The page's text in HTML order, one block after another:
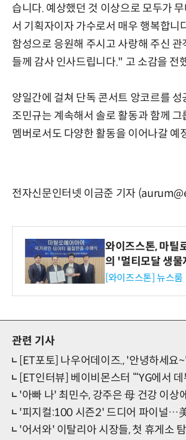
습니다. 예상했던 것 이상으로 모두가
서 기획자이자 가수로서 매우 행복합니
함성으로 응원해 주시고 사랑해 주신
들께 감사 인사드립니다." 고 소감을 전
양일간에 걸쳐 단독 콘서트 앙코르를 성
조민규는 계속해서 솔로 활동과 함께 그
멤버로서도 다양한 활동을 이어나갈 예
전자신문인터넷 이금준 기자
와이즈스톤, 마틸
의 '멀티모달 생물
이터'에 DQ인증
[와이즈스톤] 뉴스룸
관련 기사
[ET포토] 나우어데이즈., '안녕하세요
[ET인터뷰] 베이비몬스터 “‘YG에서 데뷔한다’ 처음부터
'아빠 나' 최민수, 강주은 母 건강 이상
'피지컬:100 시즌2' 드디어 파이널…美친
'어서와' 이탈리아 시장들, 첫 휴게소 탐방 "이탈리